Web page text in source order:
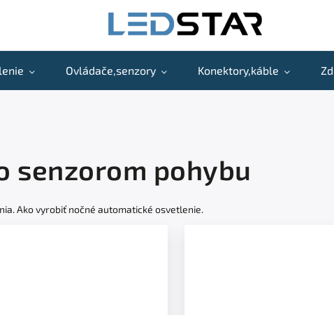
Ovládače,senzory Konektory,káble
senzorom pohybu
Ako vyrobiť nočné automatické osvetlenie.